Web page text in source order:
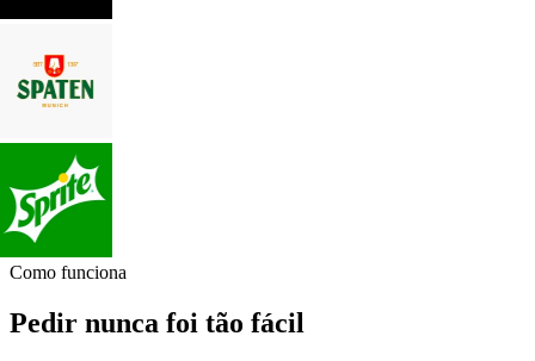
Como funciona
Pedir nunca foi tão fácil